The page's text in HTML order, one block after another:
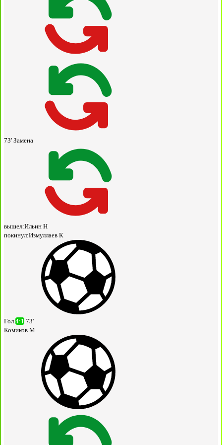
73' Замена
вышел:Ильин Н
покинул:Измуллаев К
Гол 4:1 73'
Комиков М